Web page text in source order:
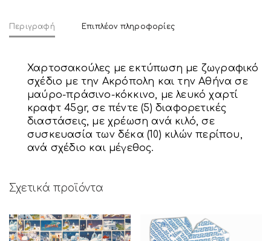
Περιγραφή Επιπλέον πληροφορίες
Χαρτοσακούλες με εκτύπωση με ζωγραφικό
σχέδιο με την Ακρόπολη και την Αθήνα σε
μαύρο-πράσινο-κόκκινο, με λευκό χαρτί
κραφτ 45gr, σε πέντε (5) διαφορετικές
διαστάσεις, με χρέωση ανά κιλό, σε
συσκευασία των δέκα (10) κιλών περίπου,
ανά σχέδιο και μέγεθος.
Σχετικά προϊόντα